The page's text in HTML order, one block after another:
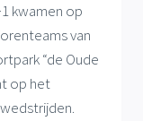
kwamen op
van
“de Oude
op het